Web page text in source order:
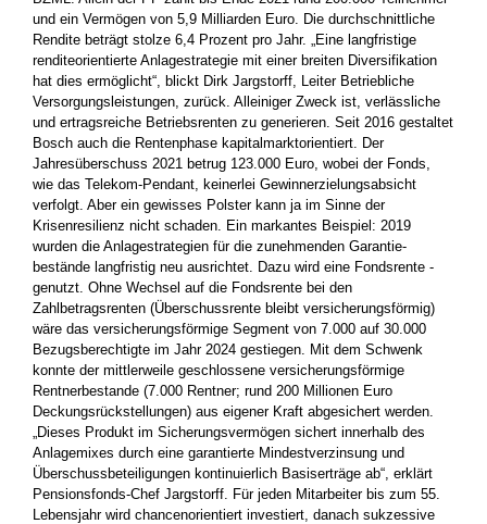
und ein Vermögen von 5,9 Milliarden Euro. Die durchschnittliche
Rendite beträgt stolze 6,4 Prozent pro Jahr. „Eine langfristige
renditeorientierte Anlagestrategie mit einer breiten Diversifikation
hat dies ermöglicht“, blickt Dirk Jargstorff, Leiter Betriebliche
Versorgungsleistungen, zurück. Alleiniger Zweck ist, verlässliche
und ertragsreiche Betriebsrenten zu ­generieren. Seit 2016 gestaltet
Bosch auch die Rentenphase kapitalmarktorientiert. Der
Jahresüberschuss 2021 betrug 123.000 Euro, wobei der Fonds,
wie das Telekom-Pendant, keinerlei Gewinnerziel­ungsabsicht
verfolgt. Aber ein gewisses Polster kann ja im Sinne der
Krisenresilienz nicht schaden. Ein markantes Beispiel: 2019
wurden die Anlagestrategien für die zunehmenden Garantie­
bestände langfristig neu ausrichtet. Dazu wird eine Fondsrente ­
genutzt. Ohne Wechsel auf die Fondsrente bei den
Zahlbetragsrenten (Überschussrente bleibt versicherungsförmig)
wäre das versich­erungsförmige Segment von 7.000 auf 30.000
Bezugsberechtigte im Jahr 2024 gestiegen. Mit dem Schwenk
konnte der mittlerweile ­geschlossene versicherungsförmige
Rentnerbestande (7.000 Rentner; rund 200 Millionen Euro
Deckungsrückstellungen) aus ­eigener Kraft abgesichert werden.
„Dieses Produkt im ­Sicherungsvermögen sichert innerhalb des
Anlagemixes durch eine garantierte Mindestverzinsung und
Überschussbeteiligungen kontinuierlich Basis­erträge ab“, erklärt
Pensionsfonds-Chef Jargstorff. Für jeden ­Mitarbeiter bis zum 55.
Lebensjahr wird chancenorientiert investiert, danach sukzessive